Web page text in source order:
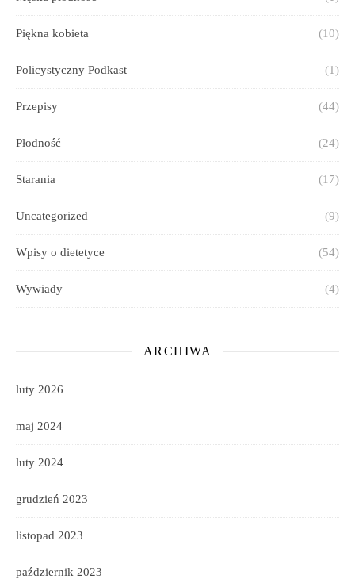
Piękna kobieta (10)
Policystyczny Podkast (1)
Przepisy (44)
Płodność (24)
Starania (17)
Uncategorized (9)
Wpisy o dietetyce (54)
Wywiady (4)
ARCHIWA
luty 2026
maj 2024
luty 2024
grudzień 2023
listopad 2023
październik 2023